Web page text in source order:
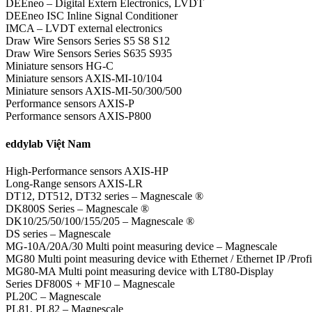
DEEneo – Digital Extern Electronics, LVDT
DEEneo ISC Inline Signal Conditioner
IMCA – LVDT external electronics
Draw Wire Sensors Series S5 S8 S12
Draw Wire Sensors Series S635 S935
Miniature sensors HG-C
Miniature sensors AXIS-MI-10/104
Miniature sensors AXIS-MI-50/300/500
Performance sensors AXIS-P
Performance sensors AXIS-P800
eddylab Việt Nam
High-Performance sensors AXIS-HP
Long-Range sensors AXIS-LR
DT12, DT512, DT32 series – Magnescale ®
DK800S Series – Magnescale ®
DK10/25/50/100/155/205 – Magnescale ®
DS series – Magnescale
MG-10A/20A/30 Multi point measuring device – Magnescale
MG80 Multi point measuring device with Ethernet / Ethernet IP /
MG80-MA Multi point measuring device with LT80-Display
Series DF800S + MF10 – Magnescale
PL20C – Magnescale
PL81, PL82 – Magnescale